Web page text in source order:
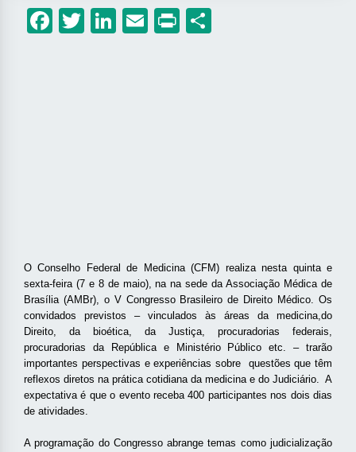
Facebook
Twitter
LinkedIn
Email
Print
O Conselho Federal de Medicina (CFM) realiza nesta quinta e
sexta-feira (7 e 8 de maio), nana sede da Associação Médica de
Brasília (AMBr), o V Congresso Brasileiro de Direito Médico. Os
convidados previstos – vinculados às áreas da medicina,do
Direito, da bioética, da Justiça, procuradorias federais,
procuradorias da República e Ministério Público etc. – trarão
importantes perspectivas e experiências sobre
questões que têm
reflexos diretos na prática cotidiana da medicina e do Judiciário. A
expectativa é que o evento receba 400 participantes nos dois dias
de atividades.
A programação do Congresso abrange temas como judicialização